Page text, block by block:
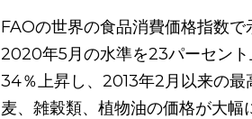
FAOの世界の食品消費価格指数
2020年5月の水準を23パーセン
34％上昇し、2013年2月以来の
麦、雑穀類、植物油の価格が大幅